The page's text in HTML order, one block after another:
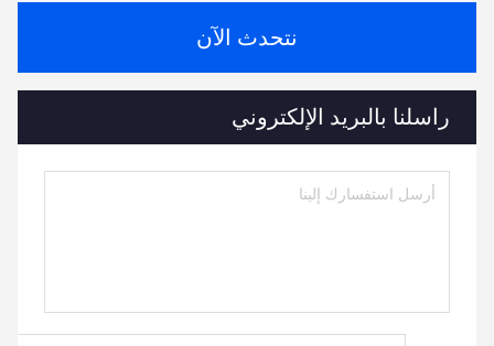
نتحدث الآن
راسلنا بالبريد الإلكتروني